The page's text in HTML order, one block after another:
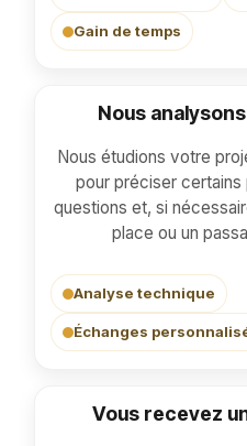
Gain de temps
Étape 2Nous
Nous étudions votre
pour préciser
questions et, si
place ou un
Analyse technique
Échanges
Étape 3Vous recevez